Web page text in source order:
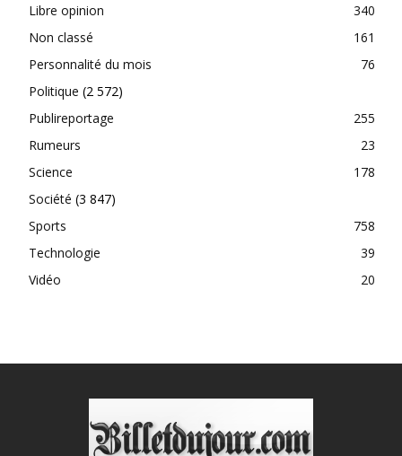
Libre opinion
340
Non classé
161
Personnalité du mois
76
Politique (2 572)
Publireportage
255
Rumeurs
23
Science
178
Société (3 847)
Sports
758
Technologie
39
Vidéo
20